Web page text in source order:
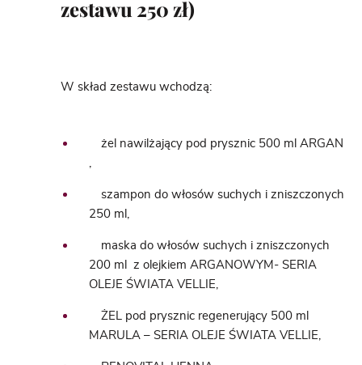
zestawu 250 zł)
W skład zestawu wchodzą:
żel nawilżający pod prysznic 500 ml ARGAN
,
szampon do włosów suchych i zniszczonych
250 ml,
maska do włosów suchych i zniszczonych
200 ml z olejkiem ARGANOWYM- SERIA
OLEJE ŚWIATA VELLIE,
ŻEL pod prysznic regenerujący 500 ml
MARULA – SERIA OLEJE ŚWIATA VELLIE,